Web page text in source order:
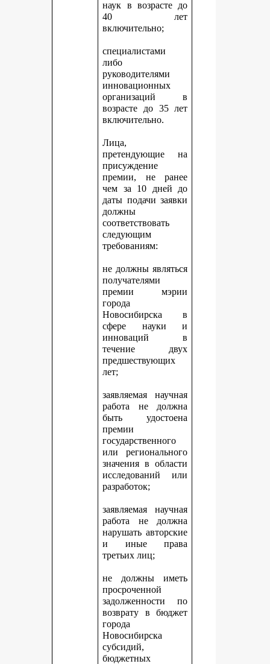
наук в возрасте до
40 лет
включительно;
специалистами
либо
руководителями
инновационных
организаций в
возрасте до 35 лет
включительно.
Лица,
претендующие на
присуждение
премии, не ранее
чем за 10 дней до
даты подачи заявки
должны
соответствовать
следующим
требованиям:
не должны являться
получателями
премии мэрии
города
Новосибирска в
сфере науки и
инноваций в
течение двух
предшествующих
лет;
заявляемая научная
работа не должна
быть удостоена
премии
государственного
или регионального
значения в области
исследований или
разработок;
заявляемая научная
работа не должна
нарушать авторские
и иные права
третьих лиц;
не должны иметь
просроченной
задолженности по
возврату в бюджет
города
Новосибирска
субсидий,
бюджетных